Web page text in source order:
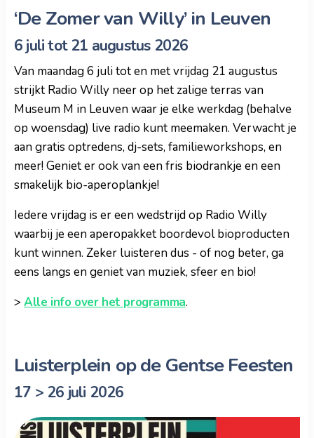
‘De Zomer van Willy’ in Leuven
6 juli tot 21 augustus 2026
Van maandag 6 juli tot en met vrijdag 21 augustus
strijkt Radio Willy neer op het zalige terras van
Museum M in Leuven waar je elke werkdag (behalve
op woensdag) live radio kunt meemaken. Verwacht je
aan gratis optredens, dj-sets, familieworkshops, en
meer! Geniet er ook van een fris biodrankje en een
smakelijk bio-aperoplankje!
Iedere vrijdag is er een wedstrijd op Radio Willy
waarbij je een aperopakket boordevol bioproducten
kunt winnen. Zeker luisteren dus - of nog beter, ga
eens langs en geniet van muziek, sfeer en bio!
> Alle info over het programma.
Luisterplein op de Gentse Feesten
17 > 26 juli 2026